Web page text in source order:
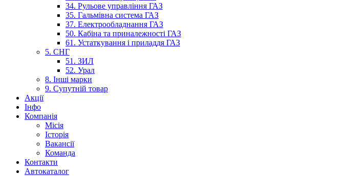
34. Рульове управління ГАЗ
35. Гальмівна система ГАЗ
37. Електрообладнання ГАЗ
50. Кабіна та приналежності ГАЗ
61. Устаткування і приладдя ГАЗ
5. СНГ
51. ЗИЛ
52. Урал
8. Інші марки
9. Супутній товар
Акції
Інфо
Компанія
Місія
Історія
Вакансії
Команда
Контакти
Автокаталог